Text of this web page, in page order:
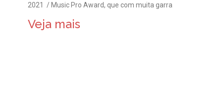
2021 / Music Pro Award, que com muita garra
Veja mais